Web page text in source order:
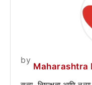
by
Maharashtra